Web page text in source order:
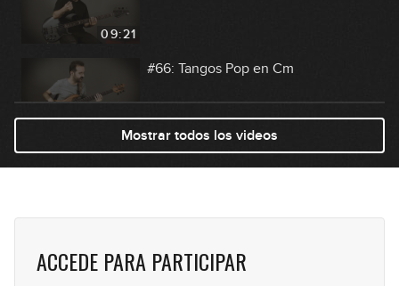
09:21
09:34
#66: Tangos Pop en Cm
#67: Get Up Funkier (Intro y Riff)
Mostrar todos los videos
ACCEDE PARA PARTICIPAR